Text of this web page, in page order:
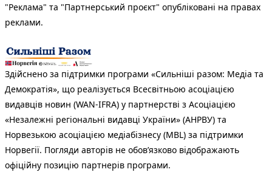
"Реклама" та "Партнерський проєкт" опубліковані на правах
реклами.
Здійснено за підтримки програми «Сильніші разом: Медіа та
Демократія», що реалізується Всесвітньою асоціацією
видавців новин (WAN-IFRA) у партнерстві з Асоціацією
«Незалежні регіональні видавці України» (АНРВУ) та
Норвезькою асоціацією медіабізнесу (MBL) за підтримки
Норвегії. Погляди авторів не обов’язково відображають
офіційну позицію партнерів програми.